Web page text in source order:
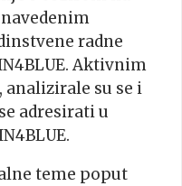
radne
Aktivnim
su se i
adresirati u
teme poput